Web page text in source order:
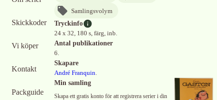
Skickkoder
Vi köper
Kontakt
Packguide
Samlingsvolym
Tryckinfo
24 x 32, 180 s, färg, inb.
Antal publikationer
6.
Skapare
André Franquin.
Min samling
Skapa ett gratis konto för att registrera serier i din